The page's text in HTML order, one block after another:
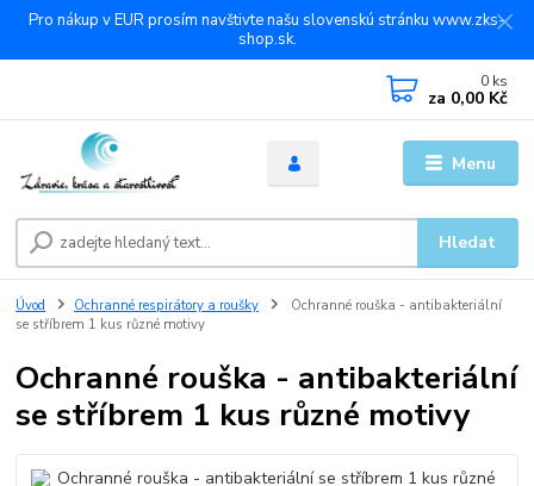
Pro nákup v EUR prosím navštivte našu slovenskú stránku www.zks-
shop.sk.
Menu
Hledat
0 ks
za 0,00 Kč
Úvod Ochranné respirátory a roušky
Ochranné rouška - antibakteriální
se stříbrem 1 kus různé motivy
Ochranné rouška - antibakteriální
se stříbrem 1 kus různé motivy